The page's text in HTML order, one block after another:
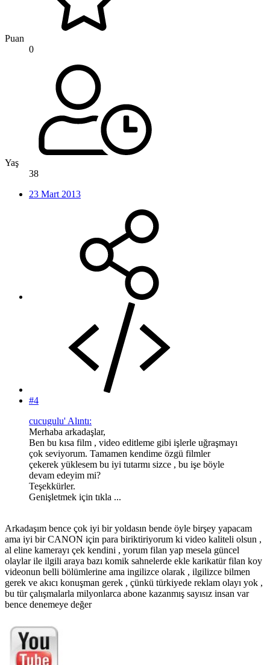
Puan
0
Yaş
38
23 Mart 2013
#4
cucugulu' Alıntı:
Merhaba arkadaşlar,
Ben bu kısa film , video editleme gibi işlerle uğraşmayı
çok seviyorum. Tamamen kendime özgü filmler
çekerek yüklesem bu iyi tutarmı sizce , bu işe böyle
devam edeyim mi?
Teşekkürler.
Genişletmek için tıkla ...
Arkadaşım bence çok iyi bir yoldasın bende öyle birşey yapacam
ama iyi bir CANON için para biriktiriyorum ki video kaliteli olsun ,
al eline kamerayı çek kendini , yorum filan yap mesela güncel
olaylar ile ilgili araya bazı komik sahnelerde ekle karikatür filan koy
videonun belli bölümlerine ama ingilizce olarak , ilgilizce bilmen
gerek ve akıcı konuşman gerek , çünkü türkiyede reklam olayı yok ,
bu tür çalışmalarla milyonlarca abone kazanmış sayısız insan var
bence denemeye değer